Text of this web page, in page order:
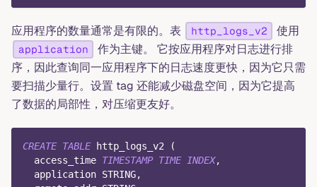
应用程序的数量通常是有限的。表 http_logs_v2 使用
application
作为主键。 它按应用程序对日志进行排
序，因此查询同一应用程序下的日志速度更快，因为它只需
要扫描少量行。设置 tag 还能减少磁盘空间，因为它提高
了数据的局部性，对压缩更友好。
CREATE TABLE http_logs_v2
(
  access_time
TIMESTAMP TIME INDEX,
  application STRING
,